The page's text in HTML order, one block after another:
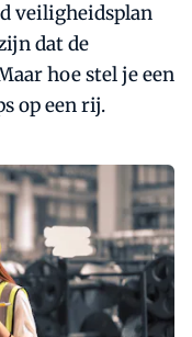
veiligheidsplan
dat de
hoe stel je een
op een rij.